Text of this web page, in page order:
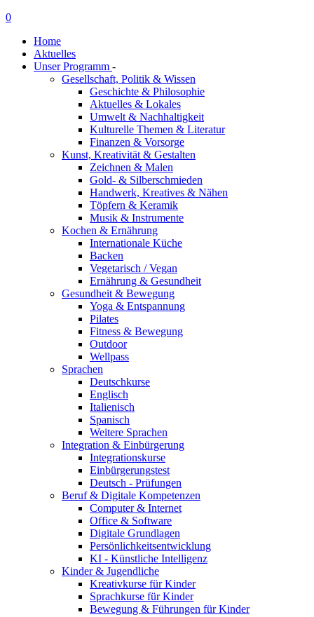
0
Home
Aktuelles
Unser Programm -
Gesellschaft, Politik & Wissen
Geschichte & Philosophie
Aktuelles & Lokales
Umwelt & Nachhaltigkeit
Kulturelle Themen & Literatur
Finanzen & Vorsorge
Kunst, Kreativität & Gestalten
Zeichnen & Malen
Gold- & Silberschmieden
Handwerk, Kreatives & Nähen
Töpfern & Keramik
Musik & Instrumente
Kochen & Ernährung
Internationale Küche
Backen
Vegetarisch / Vegan
Ernährung & Gesundheit
Gesundheit & Bewegung
Yoga & Entspannung
Pilates
Fitness & Bewegung
Outdoor
Wellpass
Sprachen
Deutschkurse
Englisch
Italienisch
Spanisch
Weitere Sprachen
Integration & Einbürgerung
Integrationskurse
Einbürgerungstest
Deutsch - Prüfungen
Beruf & Digitale Kompetenzen
Computer & Internet
Office & Software
Digitale Grundlagen
Persönlichkeitsentwicklung
KI - Künstliche Intelligenz
Kinder & Jugendliche
Kreativkurse für Kinder
Sprachkurse für Kinder
Bewegung & Führungen für Kinder